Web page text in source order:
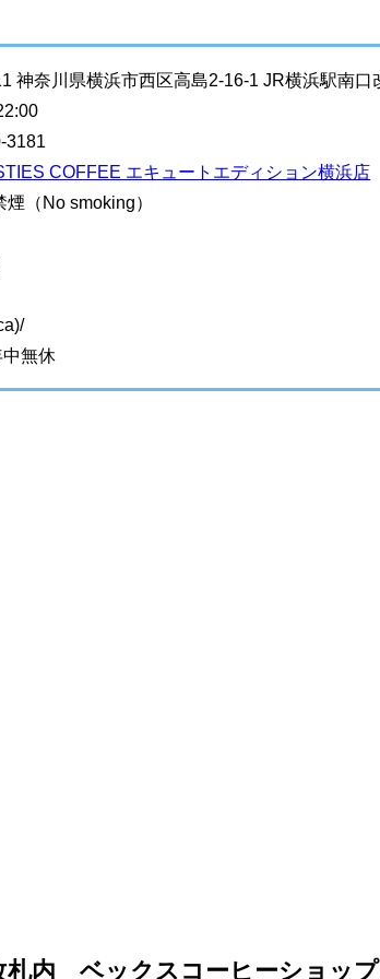
神奈川県横浜市西区高島2-16-1 JR横浜駅南口
COFFEE エキュートエディション横浜店
No smoking）
無休
内 ベックスコーヒーショッ